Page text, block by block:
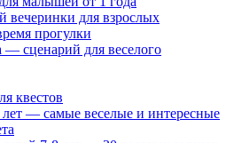
вечеринки для взрослых
прогулки
— сценарий для веселого
квестов
лет — самые веселые и интересные